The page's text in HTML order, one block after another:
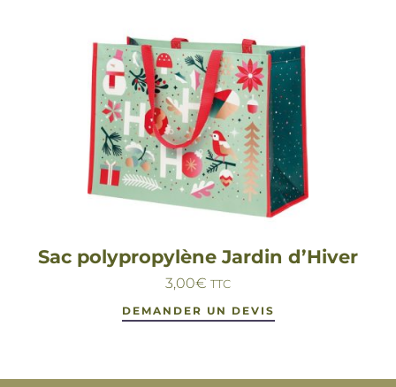
Sac polypropylène Jardin d’Hiver
3,00€ TTC
DEMANDER UN DEVIS